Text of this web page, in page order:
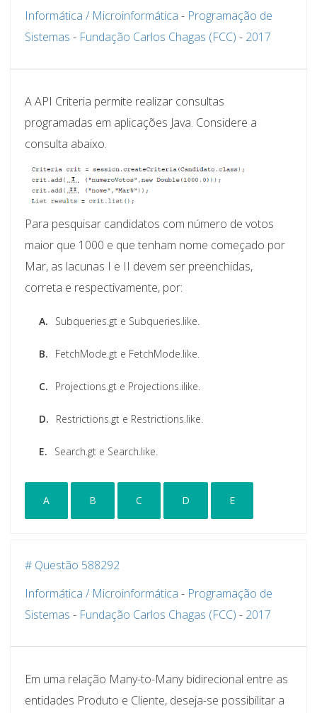
Informática / Microinformática - Programação de
Sistemas - Fundação Carlos Chagas (FCC) - 2017
A API Criteria permite realizar consultas
programadas em aplicações Java. Considere a
consulta abaixo.
Para pesquisar candidatos com número de votos
maior que 1000 e que tenham nome começado por
Mar, as lacunas I e II devem ser preenchidas,
correta e respectivamente, por:
A. Subqueries.gt e Subqueries.like.
B. FetchMode.gt e FetchMode.like.
C. Projections.gt e Projections.ilike.
D. Restrictions.gt e Restrictions.like.
E. Search.gt e Search.like.
A B C D E
# Questão 588292
Informática / Microinformática - Programação de
Sistemas - Fundação Carlos Chagas (FCC) - 2017
Em uma relação Many-to-Many bidirecional entre as
entidades Produto e Cliente, deseja-se possibilitar a